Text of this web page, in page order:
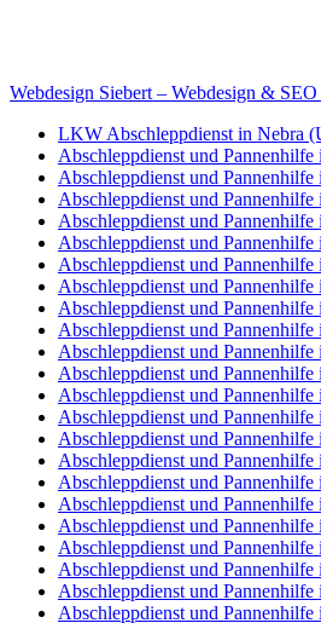
Webdesign Siebert – Webdesign &
LKW Abschleppdienst in Nebra
Abschleppdienst und
Abschleppdienst und
Abschleppdienst und
Abschleppdienst und
Abschleppdienst und
Abschleppdienst und
Abschleppdienst und
Abschleppdienst und
Abschleppdienst und
Abschleppdienst und
Abschleppdienst und
Abschleppdienst und
Abschleppdienst und
Abschleppdienst und
Abschleppdienst und
Abschleppdienst und
Abschleppdienst und
Abschleppdienst und
Abschleppdienst und
Abschleppdienst und
Abschleppdienst und
Abschleppdienst und